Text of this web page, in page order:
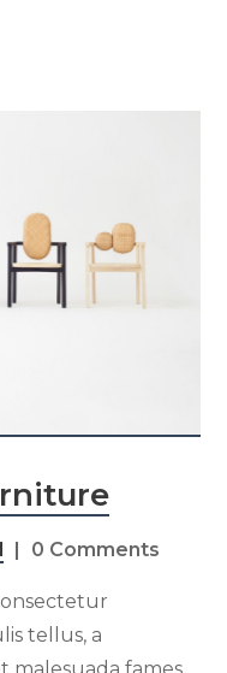
0 Comments
tellus, a